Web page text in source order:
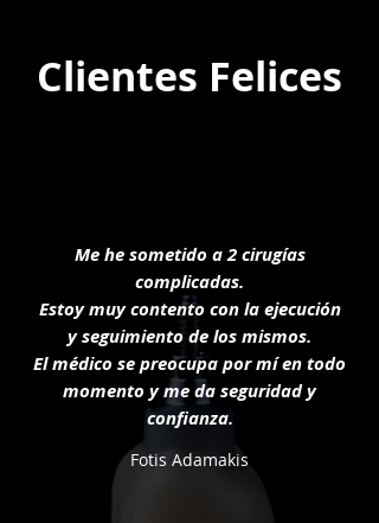
Clientes Felices
​Me he sometido a 2 cirugías
complicadas.
Estoy muy contento con la ejecución
y seguimiento de los mismos.
El médico se preocupa por mí en todo
momento y me da seguridad y
confianza.
Fotis Adamakis